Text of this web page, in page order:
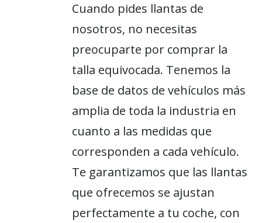
Cuando pides llantas de
nosotros, no necesitas
preocuparte por comprar la
talla equivocada. Tenemos la
base de datos de vehículos más
amplia de toda la industria en
cuanto a las medidas que
corresponden a cada vehículo.
Te garantizamos que las llantas
que ofrecemos se ajustan
perfectamente a tu coche, con